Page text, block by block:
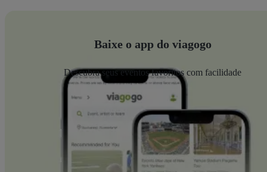
Baixe o app do viagogo
Descubra seus eventos favoritos com facilidade